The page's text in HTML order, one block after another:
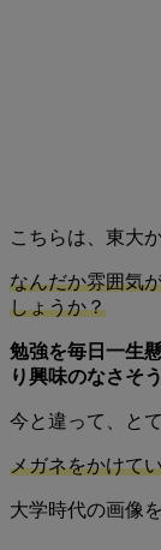
こちらは、東大
なんだか雰囲気
しょうか？
勉強を毎日一生
り興味のなさそ
今と違って、と
メガネをかけて
大学時代の画像